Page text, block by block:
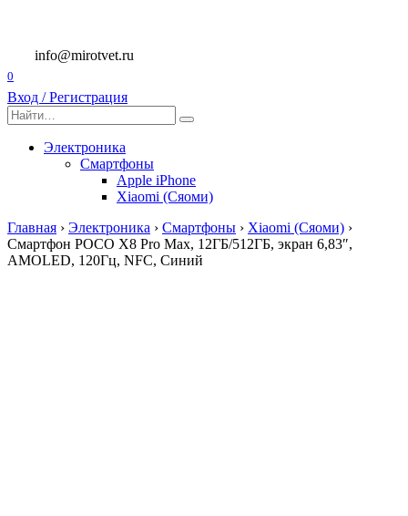
содержанию
info@mirotvet.ru
0
Вход / Регистрация
Search
for:
Электроника
Смартфоны
Apple iPhone
Xiaomi (Сяоми)
Главная › Электроника › Смартфоны › Xiaomi (Сяоми) ›
Смартфон POCO X8 Pro Max, 12ГБ/512ГБ, экран 6,83″,
AMOLED, 120Гц, NFC, Синий